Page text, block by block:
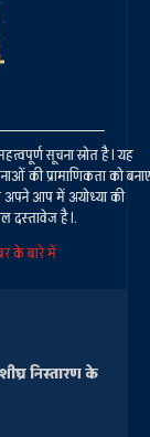
सूचना स्रोत है। यह
की प्रामाणिकता को बनाए
अपने आप में अयोध्या की
दस्तावेज है।.
के बारे में
निस्तारण के